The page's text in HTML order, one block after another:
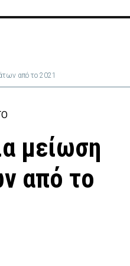
από το 2021
μείωση
από το